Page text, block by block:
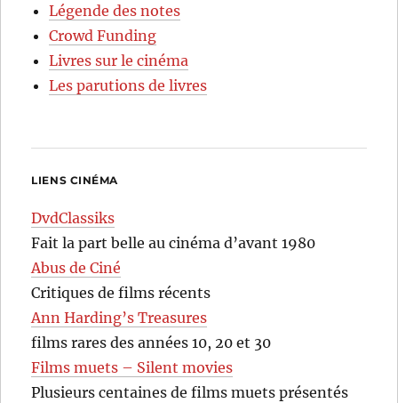
Légende des notes
Crowd Funding
Livres sur le cinéma
Les parutions de livres
LIENS CINÉMA
DvdClassiks
Fait la part belle au cinéma d’avant 1980
Abus de Ciné
Critiques de films récents
Ann Harding’s Treasures
films rares des années 10, 20 et 30
Films muets – Silent movies
Plusieurs centaines de films muets présentés